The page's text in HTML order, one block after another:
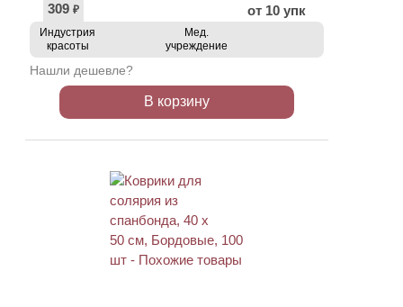
309 ₽ от 10 упк
Индустрия
красоты
Мед.
учреждение
Нашли дешевле?
В корзину